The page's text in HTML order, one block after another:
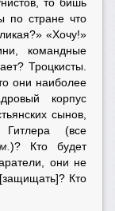
по стране что
«Хочу!»
командные
Троцкисты.
они наиболее
корпус
сынов,
(все
)? Кто будет
они не
Кто